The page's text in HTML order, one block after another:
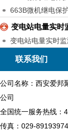
663B微机继电保
变电站电量实时
变电站电量实时
联系我们
公司名称：西安爱邦
公司
全国统一服务热线：
传真：029-89193974